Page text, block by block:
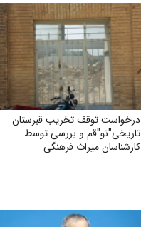
درخواست توقف تخریب قبرستان
تاریخی"نو"قم و بررسی توسط
کارشناسان میراث فرهنگی